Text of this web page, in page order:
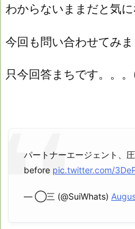
わからないままだと気に
今回も問い合わせてみま
只今回答まちです。。。
パートナーエージェント、
before pic.twitter.com/
— ◯三 (@SuiWhats)